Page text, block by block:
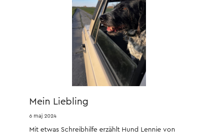
Mein Liebling
6 maj 2024
Mit etwas Schreibhilfe erzählt Hund Lennie von